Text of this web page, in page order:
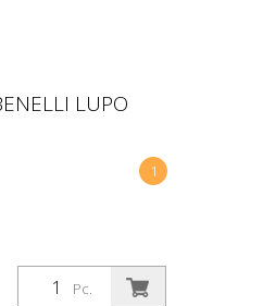
LUPO
1
Pc.